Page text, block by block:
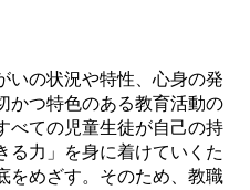
いの状況や特性、心身の発
かつ特色のある教育活動の
べての児童生徒が自己の持
る力」を身に着けていくた
をめざす。そのため、教職